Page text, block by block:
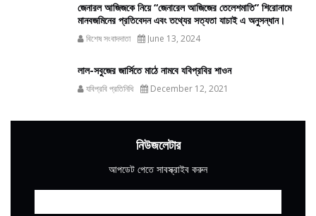
জেনারল আজিজকে নিয়ে “জেনারেল আজিজের তেলেশমাতি” শিরোনামে
মানবজমিনের প্রতিবেদন এবং তথ্যের সত্যতা যাচাই এ অনুসন্ধান।
বিশেষ সংবাদদাতা June 13, 2024
লাল-সবুজের জার্সিতে মাঠে নামবে যবিপ্রবির শাওন
যবিপ্রবি প্রতিনিধি December 12, 2021
নিউজলেটার
আপডেট পেতে সাবস্ক্রাইব করুন